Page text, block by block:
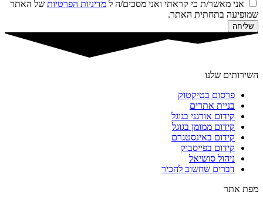
אני מאשר/ת כי קראתי ואני מסכים/ה ל מדיניות הפרטיות של האתר
שמופיעה בתחתית האתר.
שליחה
השירותים שלנו
פרסום בטיקטוק
בניית אתרים
קידום אורגני בגוגל
קידום ממומן בגוגל
קידום באינסטגרם
קידום בפייסבוק
ניהול סושיאל
דברים שחשוב להכיר
מפת אתר